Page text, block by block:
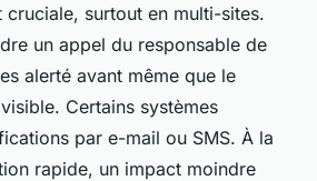
cruciale, surtout en multi-sites.
un appel du responsable de
alerté avant même que le
Certains systèmes
par e-mail ou SMS. À la
rapide, un impact moindre